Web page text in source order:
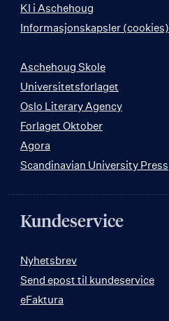
KI i Aschehoug
Informasjonskapsler (cookies)
Aschehoug Skole
Universitetsforlaget
Oslo Literary Agency
Forlaget Oktober
Agora
Scandinavian University Press
Kundeservice
Nyhetsbrev
Send epost til kundeservice
eFaktura